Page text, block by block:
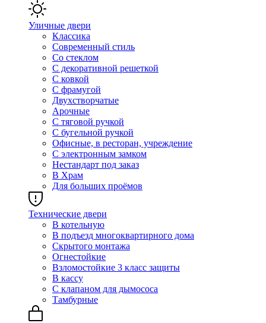
Уличные двери
Классика
Современный стиль
Со стеклом
С декоративной решеткой
С ковкой
С фрамугой
Двухстворчатые
Арочные
С тяговой ручкой
С бугельной ручкой
Офисные, в ресторан, учреждение
С электронным замком
Нестандарт под заказ
В Храм
Для больших проёмов
Технические двери
В котельную
В подъезд многоквартирного дома
Скрытого монтажа
Огнестойкие
Взломостойкие 3 класс защиты
В кассу
С клапаном для дымососа
Тамбурные